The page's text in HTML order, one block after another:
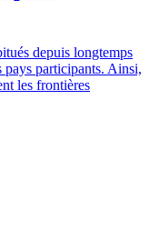
depuis longtemps
pays participants. Ainsi,
les frontières